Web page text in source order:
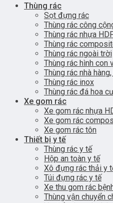
Thùng rác
Sọt đựng rác
Thùng rác công
Thùng rác nhựa
Thùng rác
Thùng rác ngoài trời
Thùng rác hình con
Thùng rác nhà
Thùng rác inox
Thùng rác đá hoa
Xe gom rác
Xe gom rác nhựa
Xe gom rác
Xe gom rác tôn
Thiết bị y tế
Thùng rác y tế
Hộp an toàn y tế
Xô đựng rác thải y
Túi đựng rác y tế
Xe thu gom rác
Thùng vận chuyển